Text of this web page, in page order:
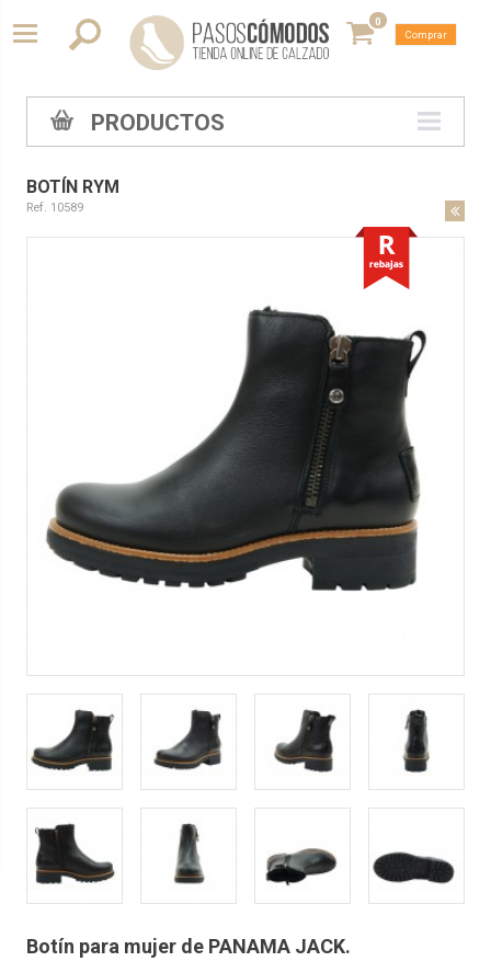
0
Comprar
PRODUCTOS
BOTÍN RYM
Ref. 10589
Botín para mujer de PANAMA JACK.